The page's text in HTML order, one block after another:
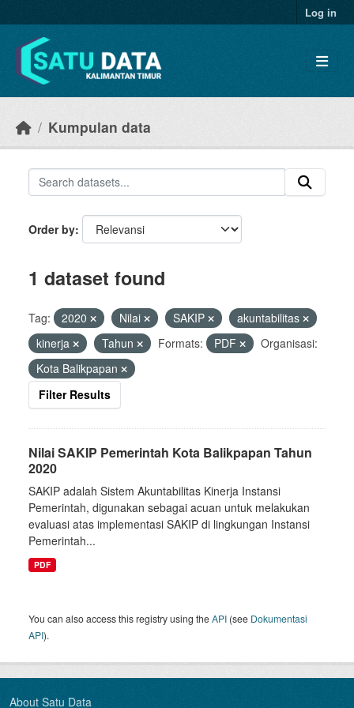
Log in
Kumpulan data
Order by
1 dataset found
Tag: 2020 Nilai SAKIP
akuntabilitas
kinerja
Tahun Formats: PDF
Organisasi:
Kota Balikpapan
Filter Results
Nilai SAKIP Pemerintah Kota Balikpapan Tahun
2020
SAKIP adalah Sistem Akuntabilitas Kinerja Instansi
Pemerintah, digunakan sebagai acuan untuk melakukan
evaluasi atas implementasi SAKIP di lingkungan Instansi
Pemerintah...
PDF
You can also access this registry using theAPI (see Dokumentasi
API).
About Satu Data